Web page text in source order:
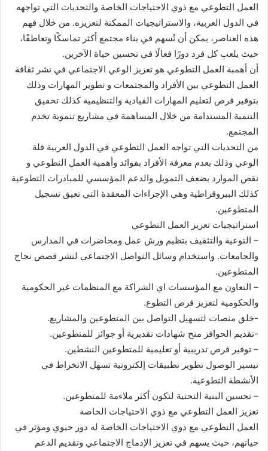
العمل التطوعي مع ذوي الاحتياجات الخاصة والتحديات التي تواجهه
في الدول العربية، والاستراتيجيات الممكنة لتعزيزه. من خلال فهم
هذه العناصر، يمكن أن نُسهم في بناء مجتمع أكثر تماسكًا وتعاطفًا،
حيث يلعب كل فرد دورًا فعالًا في تحسين حياة الآخرين.
أن أهمبة العمل التطوعي هو تعزيز الوعي الاجتماعي في نشر ثقافة
العمل التطوعي بين الأفراد والمجتمعات و تطوير المهارات وذلك
بتوفير فرص لتعليم المهارات القيادية والتنظيمية كذلك تحقيق
التنمية المستدامة من خلال المساهمة في مشاريع تنموية تخدم
المجتمع.
من التحديات التي تواجه العمل التطوعي في الدول العربية قلة
الوعي وذلك بعدم معرفة الأفراد بفوائد وأهمية العمل التطوعي و
نقص الموارد بضعف التمويل والدعم المؤسسي للمبادرات التطوعية
كذلك البيروقراطية وهي الإجراءات المعقدة التي تعيق تسجيل
المتطوعين.
استراتيجيات تعزيز العمل التطوعي
– التوعية والتثقيف بتظيم ورش عمل ومحاضرات في المدارس
والجامعات. واستخدام وسائل التواصل الاجتماعي لنشر قصص نجاح
المتطوعين.
– التعاون مع المؤسسات اي الشراكة مع المنظمات غير الحكومية
والحكومية لتعزيز فرص التطوع.
-خلق منصات لتسهيل التواصل بين المتطوعين والمشاريع.
-تقديم الحوافز منح شهادات تقديرية أو جوائز للمتطوعين.
– توفير فرص تدريبية أو تعليمية للمتطوعين النشطين.
تيسير الوصول تطوير تطبيقات إلكترونية تسهل الانخراط في
الأنشطة التطوعية.
– تحسين البنية التحتية لتكون أكثر ملاءمة للمتطوعين.
تعزيز العمل التطوعي مع ذوي الاحتياجات الخاصة
العمل التطوعي مع ذوي الاحتياجات الخاصة له دور حيوي ومؤثر في
حياتهم، حيث يسهم في تعزيز الإدماج الاجتماعي وتقديم الدعم